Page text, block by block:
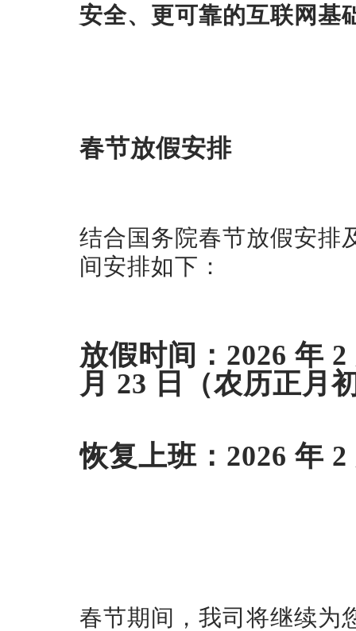
安全、更可靠的互联网基
春节放假安排
结合国务院春节放假安排
间安排如下：
放假时间：2026 年
月 23 日（农历正月
恢复上班：2026 年
春节期间，我司将继续为